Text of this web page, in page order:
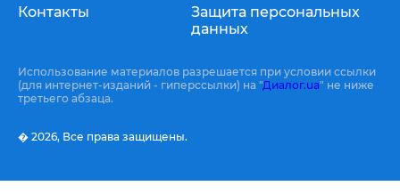
Контакты
Защита персональных
данных
Использование материалов разрешается при условии ссылки
(для интернет-изданий - гиперссылки) на "Диалог.ua" не ниже
третьего абзаца.
� 2026, Все права защищены.